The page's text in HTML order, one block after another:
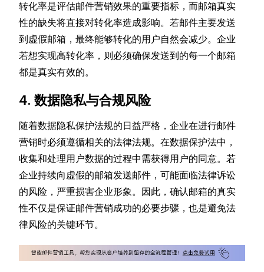
转化率是评估邮件营销效果的重要指标，而邮箱真实
性的缺失将直接对转化率造成影响。若邮件主要发送
到虚假邮箱，最终能够转化的用户自然会减少。企业
若想实现高转化率，则必须确保发送到的每一个邮箱
都是真实有效的。
4. 数据隐私与合规风险
随着数据隐私保护法规的日益严格，企业在进行邮件
营销时必须遵循相关的法律法规。在数据保护法中，
收集和处理用户数据的过程中需获得用户的同意。若
企业持续向虚假的邮箱发送邮件，可能面临法律诉讼
的风险，严重损害企业形象。因此，确认邮箱的真实
性不仅是保证邮件营销成功的必要步骤，也是避免法
律风险的关键环节。